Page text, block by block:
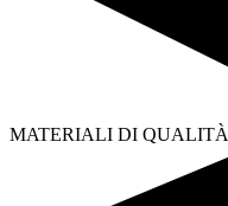
MATERIALI DI QUALITÀ